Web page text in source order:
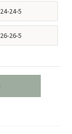
24-24-5
26-26-5